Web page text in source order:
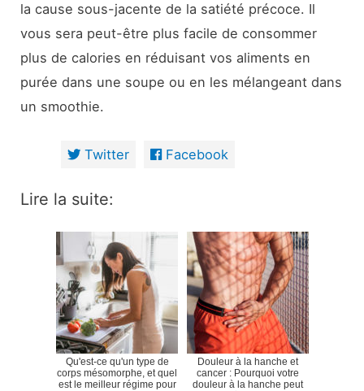
la cause sous-jacente de la satiété précoce. Il
vous sera peut-être plus facile de consommer
plus de calories en réduisant vos aliments en
purée dans une soupe ou en les mélangeant dans
un smoothie.
Twitter Facebook
Lire la suite:
Qu'est-ce qu'un type de
corps mésomorphe, et quel
est le meilleur régime pour
Douleur à la hanche et
cancer : Pourquoi votre
douleur à la hanche peut